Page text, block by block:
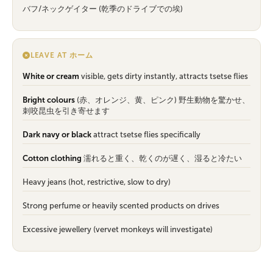
バフ/ネックゲイター (乾季のドライブでの埃)
LEAVE AT ホーム
White or cream visible, gets dirty instantly, attracts tsetse flies
Bright colours (赤、オレンジ、黄、ピンク) 野生動物を驚かせ、
刺咬昆虫を引き寄せます
Dark navy or black attract tsetse flies specifically
Cotton clothing 濡れると重く、乾くのが遅く、湿ると冷たい
Heavy jeans (hot, restrictive, slow to dry)
Strong perfume or heavily scented products on drives
Excessive jewellery (vervet monkeys will investigate)